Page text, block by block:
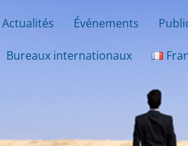
Actualités Événements
Bureaux internationaux